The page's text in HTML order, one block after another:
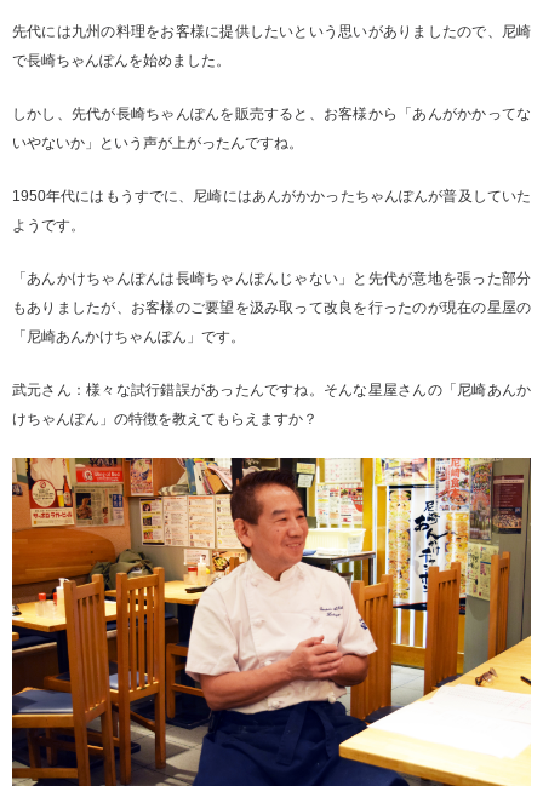
先代には九州の料理をお客様に提供したいという思いがありましたので、尼崎
で長崎ちゃんぽんを始めました。
しかし、先代が長崎ちゃんぽんを販売すると、お客様から「あんがかかってな
いやないか」という声が上がったんですね。
1950年代にはもうすでに、尼崎にはあんがかかったちゃんぽんが普及していた
ようです。
「あんかけちゃんぽんは長崎ちゃんぽんじゃない」と先代が意地を張った部分
もありましたが、お客様のご要望を汲み取って改良を行ったのが現在の星屋の
「尼崎あんかけちゃんぽん」です。
武元さん：様々な試行錯誤があったんですね。そんな星屋さんの「尼崎あんか
けちゃんぽん」の特徴を教えてもらえますか？